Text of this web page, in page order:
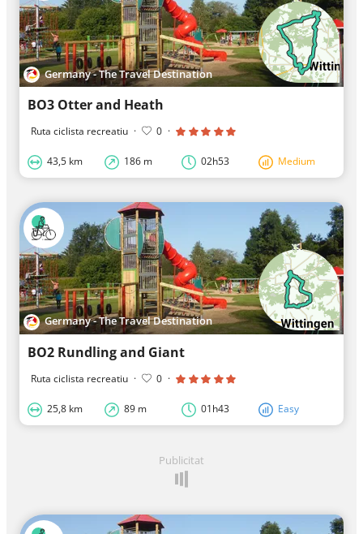
Germany - The Travel Destination
BO3 Otter and Heath
Ruta ciclista recreatiu · 0 ·
43,5 km 186 m 02h53 Medium
Germany - The Travel Destination
BO2 Rundling and Giant
Ruta ciclista recreatiu · 0 ·
25,8 km 89 m 01h43 Easy
Publicitat